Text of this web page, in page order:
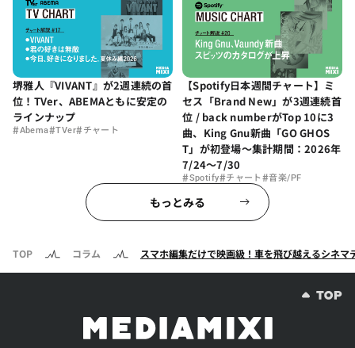
堺雅人『VIVANT』が2週連続の首
位！TVer、ABEMAともに安定の
ラインナップ
#Abema#TVer#チャート
【Spotify日本週間チャート】ミ
セス「Brand New」が3週連続首
位 / back numberがTop 10に3
曲、King Gnu新曲「GO GHOS
T」が初登場〜集計期間：2026年
7/24〜7/30
#Spotify#チャート#音楽/PF
もっとみる
TOP コラム スマホ編集だけで映画級！車を飛び越えるシネマ